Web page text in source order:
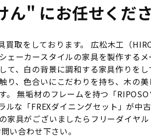
ん" にお任せくだ
買取をしております。 広松木工（
ェーカースタイルの家具を製作する
て、白の背景に調和する家具作りを
り、色合いにこだわりを持ち、木の
。 無垢材のフレームを持つ「
ルな「FREXダイニングセット」が中
家具がございましたらフリーダイヤ
い合わせ下さい。